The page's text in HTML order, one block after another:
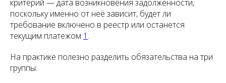
критерий — дата возникновения задолженности,
поскольку именно от неё зависит, будет ли
требование включено в реестр или останется
текущим платежом 1 .
На практике полезно разделить обязательства на три
группы: